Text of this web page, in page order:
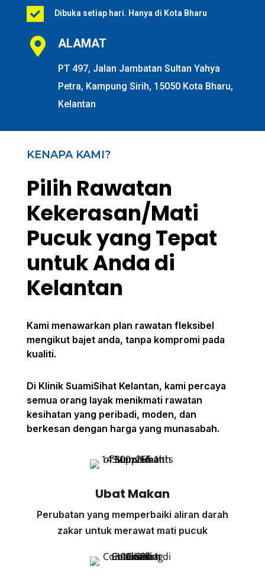
 Dibuka setiap hari. Hanya di Kota Bharu
 ALAMAT
PT 497, Jalan Jambatan Sultan Yahya
Petra, Kampung Sirih, 15050 Kota Bharu,
Kelantan
KENAPA KAMI?
Pilih Rawatan
Kekerasan/Mati
Pucuk yang Tepat
untuk Anda di
Kelantan
Kami menawarkan plan rawatan fleksibel
mengikut bajet anda, tanpa kompromi pada
kualiti.
Di Klinik SuamiSihat Kelantan, kami percaya
semua orang layak menikmati rawatan
kesihatan yang peribadi, moden, dan
berkesan dengan harga yang munasabah.
Ubat Makan
Perubatan yang memperbaiki aliran darah
zakar untuk merawat mati pucuk